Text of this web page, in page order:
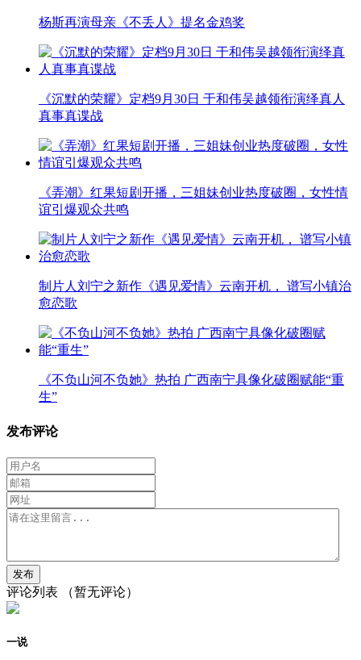
杨斯再演母亲《不丢人》提名金鸡奖
《沉默的荣耀》定档9月30日 于和伟吴越领衔演绎真人
真事真谍战
《弄潮》红果短剧开播，三姐妹创业热度破圈，女性情
谊引爆观众共鸣
制片人刘宁之新作《遇见爱情》云南开机， 谱写小镇治
愈恋歌
《不负山河不负她》热拍 广西南宁具像化破圈赋能“重
生”
发布评论
评论列表 （暂无评论）
一说